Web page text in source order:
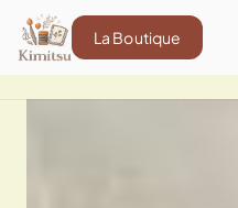
La Boutique